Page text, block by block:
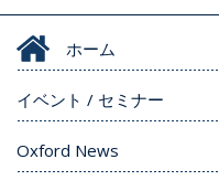
ホーム
イベント / セミナー
Oxford News